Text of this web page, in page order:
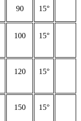
90 15°
100 15°
120 15°
150 15°